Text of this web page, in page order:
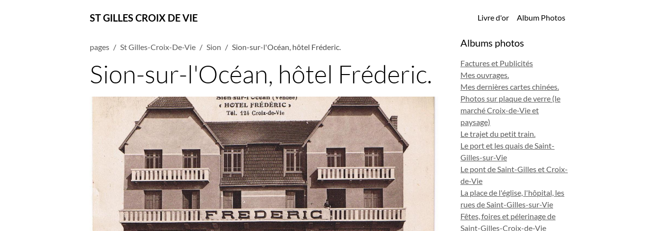
ST GILLES CROIX DE VIE Livre d'or Album Photos
pages St Gilles-Croix-De-Vie Sion Sion-sur-l'Océan, hôtel Fréderic.
Sion-sur-l'Océan, hôtel Fréderic.
Albums photos
Factures et Publicités
Mes ouvrages.
Mes dernières cartes chinées.
Photos sur plaque de verre (le
marché Croix-de-Vie et
paysage)
Le trajet du petit train.
Le port et les quais de Saint-
Gilles-sur-Vie
Le pont de Saint-Gilles et Croix-
de-Vie
La place de l'église, l'hôpital, les
rues de Saint-Gilles-sur-Vie
Fêtes, foires et pélerinage de
Saint-Gilles-Croix-de-Vie